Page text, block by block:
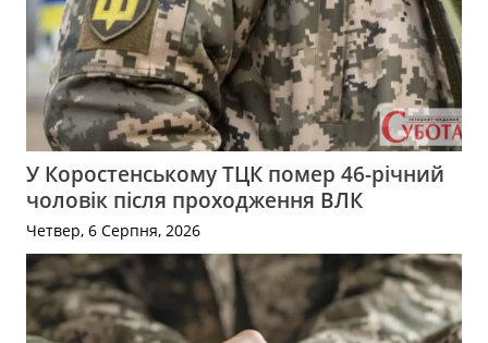
У Коростенському ТЦК помер 46-річний
чоловік після проходження ВЛК
Четвер, 6 Серпня, 2026